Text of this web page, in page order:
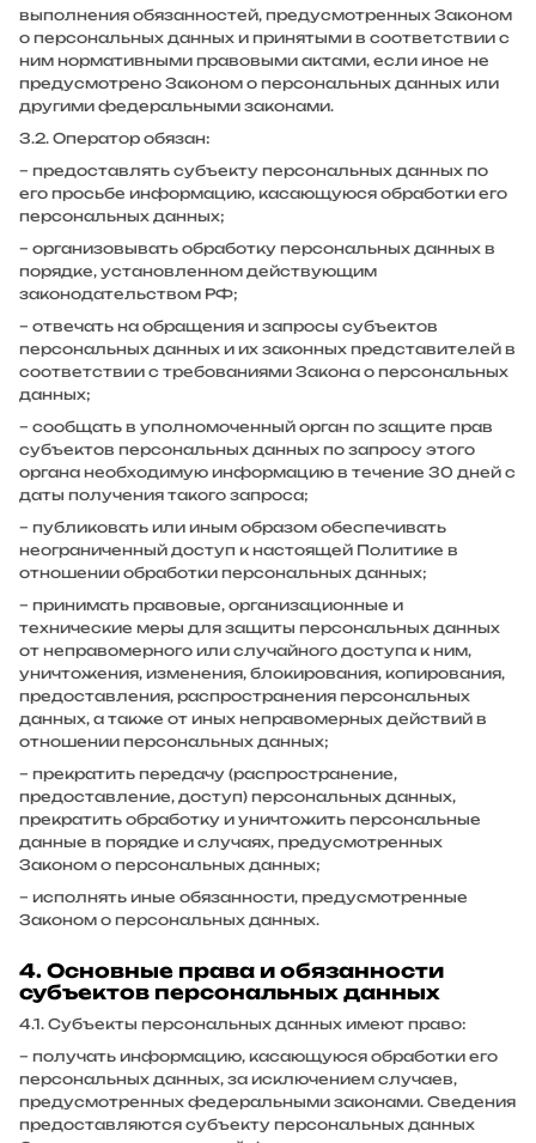
выполнения обязанностей, предусмотренных Законом
о персональных данных и принятыми в соответствии с
ним нормативными правовыми актами, если иное не
предусмотрено Законом о персональных данных или
другими федеральными законами.
3.2. Оператор обязан:
– предоставлять субъекту персональных данных по
его просьбе информацию, касающуюся обработки его
персональных данных;
– организовывать обработку персональных данных в
порядке, установленном действующим
законодательством РФ;
– отвечать на обращения и запросы субъектов
персональных данных и их законных представителей в
соответствии с требованиями Закона о персональных
данных;
– сообщать в уполномоченный орган по защите прав
субъектов персональных данных по запросу этого
органа необходимую информацию в течение 30 дней с
даты получения такого запроса;
– публиковать или иным образом обеспечивать
неограниченный доступ к настоящей Политике в
отношении обработки персональных данных;
– принимать правовые, организационные и
технические меры для защиты персональных данных
от неправомерного или случайного доступа к ним,
уничтожения, изменения, блокирования, копирования,
предоставления, распространения персональных
данных, а также от иных неправомерных действий в
отношении персональных данных;
– прекратить передачу (распространение,
предоставление, доступ) персональных данных,
прекратить обработку и уничтожить персональные
данные в порядке и случаях, предусмотренных
Законом о персональных данных;
– исполнять иные обязанности, предусмотренные
Законом о персональных данных.
4. Основные права и обязанности
субъектов персональных данных
4.1. Субъекты персональных данных имеют право:
– получать информацию, касающуюся обработки его
персональных данных, за исключением случаев,
предусмотренных федеральными законами. Сведения
предоставляются субъекту персональных данных